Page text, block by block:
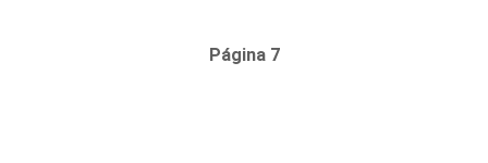
Página 7